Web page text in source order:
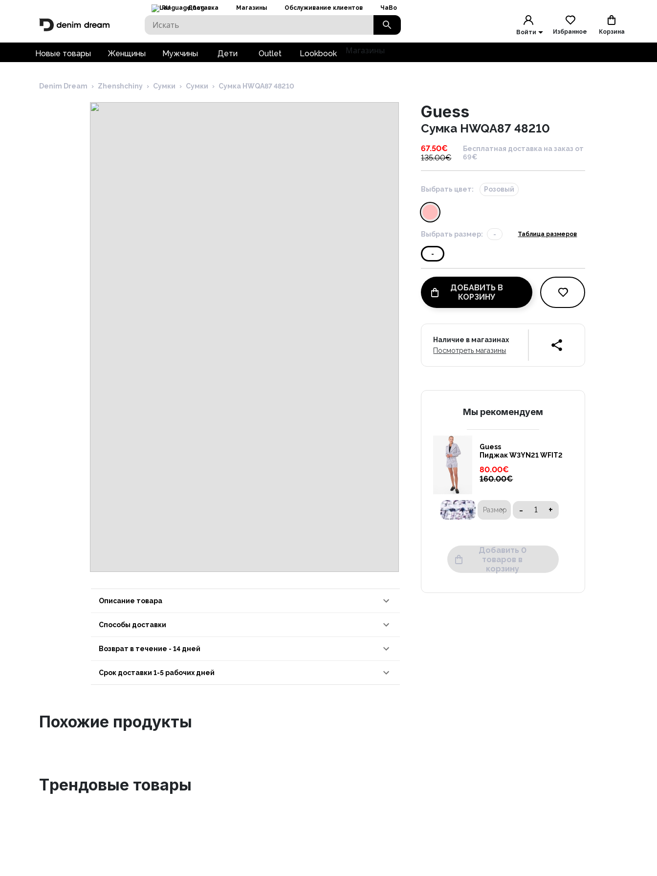
RU Доставка Магазины Обслуживание клиентов ЧаВо
Войти Избранное Корзина
Новые товары Женщины Мужчины Дети Outlet Lookbook Магазины
Denim Dream › Zhenshchiny › Сумки › Сумки › Сумка HWQA87 48210
Описание товара
Способы доставки
Возврат в течение - 14 дней
Срок доставки 1-5 рабочих дней
Guess
Сумка HWQA87 48210
67.50€
135.00€
Бесплатная доставка на заказ от
69€
Выбрать цвет: Розовый
Выбрать размер: - Таблица размеров
-
ДОБАВИТЬ В
КОРЗИНУ
Наличие в магазинах
Посмотреть магазины
Mы рекомендуем
Guess
Пиджак W3YN21 WFIT2
80.00€
160.00€
Размер - +
Добавить 0
товаров в
корзину
Похожие продукты
Tрендовые товары